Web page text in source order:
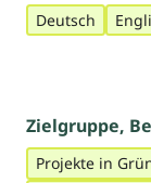
Deutsch
Zielgruppe,
Projekte in